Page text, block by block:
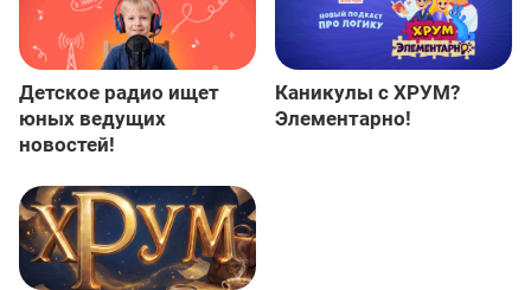
Детское радио ищет
юных ведущих
новостей!
Каникулы с ХРУМ?
Элементарно!